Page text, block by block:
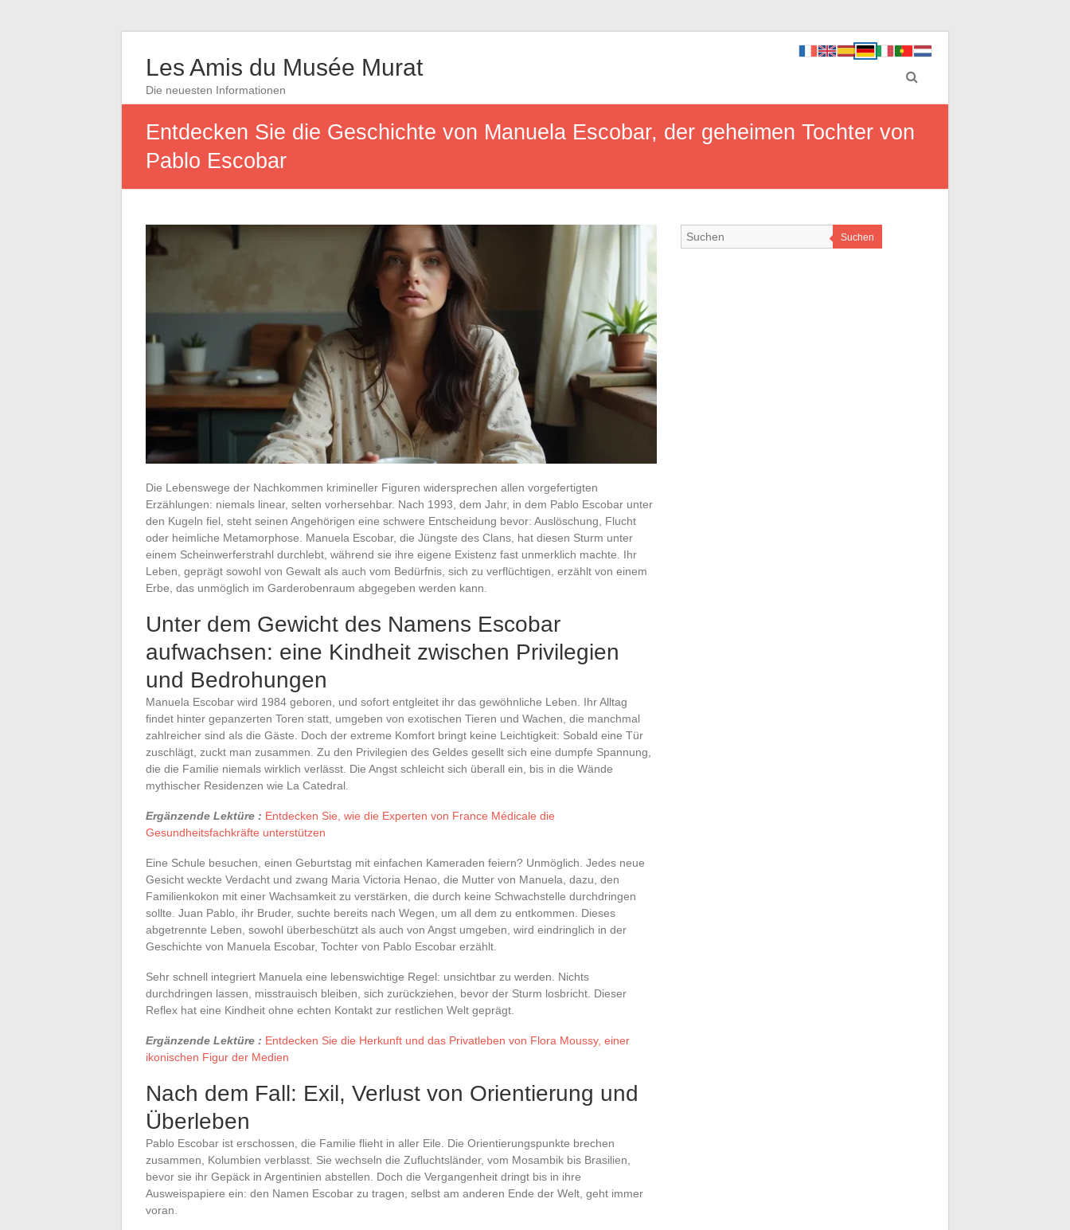
Les Amis du Musée Murat
Die neuesten Informationen
Entdecken Sie die Geschichte von Manuela Escobar, der geheimen Tochter von
Pablo Escobar
Die Lebenswege der Nachkommen krimineller Figuren widersprechen allen vorgefertigten
Erzählungen: niemals linear, selten vorhersehbar. Nach 1993, dem Jahr, in dem Pablo Escobar unter
den Kugeln fiel, steht seinen Angehörigen eine schwere Entscheidung bevor: Auslöschung, Flucht
oder heimliche Metamorphose. Manuela Escobar, die Jüngste des Clans, hat diesen Sturm unter
einem Scheinwerferstrahl durchlebt, während sie ihre eigene Existenz fast unmerklich machte. Ihr
Leben, geprägt sowohl von Gewalt als auch vom Bedürfnis, sich zu verflüchtigen, erzählt von einem
Erbe, das unmöglich im Garderobenraum abgegeben werden kann.
Unter dem Gewicht des Namens Escobar
aufwachsen: eine Kindheit zwischen Privilegien
und Bedrohungen
Manuela Escobar wird 1984 geboren, und sofort entgleitet ihr das gewöhnliche Leben. Ihr Alltag
findet hinter gepanzerten Toren statt, umgeben von exotischen Tieren und Wachen, die manchmal
zahlreicher sind als die Gäste. Doch der extreme Komfort bringt keine Leichtigkeit: Sobald eine Tür
zuschlägt, zuckt man zusammen. Zu den Privilegien des Geldes gesellt sich eine dumpfe Spannung,
die die Familie niemals wirklich verlässt. Die Angst schleicht sich überall ein, bis in die Wände
mythischer Residenzen wie La Catedral.
Ergänzende Lektüre : Entdecken Sie, wie die Experten von France Médicale die
Gesundheitsfachkräfte unterstützen
Eine Schule besuchen, einen Geburtstag mit einfachen Kameraden feiern? Unmöglich. Jedes neue
Gesicht weckte Verdacht und zwang Maria Victoria Henao, die Mutter von Manuela, dazu, den
Familienkokon mit einer Wachsamkeit zu verstärken, die durch keine Schwachstelle durchdringen
sollte. Juan Pablo, ihr Bruder, suchte bereits nach Wegen, um all dem zu entkommen. Dieses
abgetrennte Leben, sowohl überbeschützt als auch von Angst umgeben, wird eindringlich in der
Geschichte von Manuela Escobar, Tochter von Pablo Escobar erzählt.
Sehr schnell integriert Manuela eine lebenswichtige Regel: unsichtbar zu werden. Nichts
durchdringen lassen, misstrauisch bleiben, sich zurückziehen, bevor der Sturm losbricht. Dieser
Reflex hat eine Kindheit ohne echten Kontakt zur restlichen Welt geprägt.
Ergänzende Lektüre : Entdecken Sie die Herkunft und das Privatleben von Flora Moussy, einer
ikonischen Figur der Medien
Nach dem Fall: Exil, Verlust von Orientierung und
Überleben
Pablo Escobar ist erschossen, die Familie flieht in aller Eile. Die Orientierungspunkte brechen
zusammen, Kolumbien verblasst. Sie wechseln die Zufluchtsländer, vom Mosambik bis Brasilien,
bevor sie ihr Gepäck in Argentinien abstellen. Doch die Vergangenheit dringt bis in ihre
Ausweispapiere ein: den Namen Escobar zu tragen, selbst am anderen Ende der Welt, geht immer
voran.
Suchen